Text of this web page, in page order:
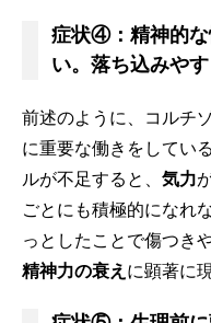
症状④：精神的な
い。落ち込みや
前述のように、コルチ
に重要な働きをしてい
ルが不足すると、 気力
ごとにも積極的になれ
っとしたことで傷つき
精神力の衰え に顕著に